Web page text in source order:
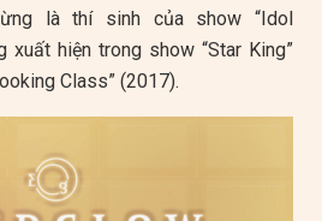
là thí sinh của show “Idol
xuất hiện trong show “Star King”
Class” (2017).